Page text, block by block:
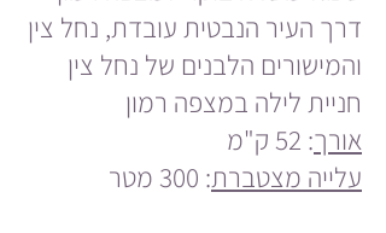
דרך העיר הנבטית עובדת, נחל צין
והמישורים הלבנים של נחל צין
חניית לילה במצפה רמון
אורך: 52 ק"מ
עלייה מצטברת: 300 מטר